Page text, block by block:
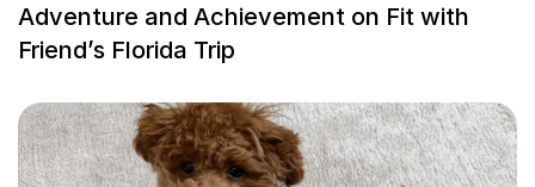
Adventure and Achievement on Fit with
Friend’s Florida Trip